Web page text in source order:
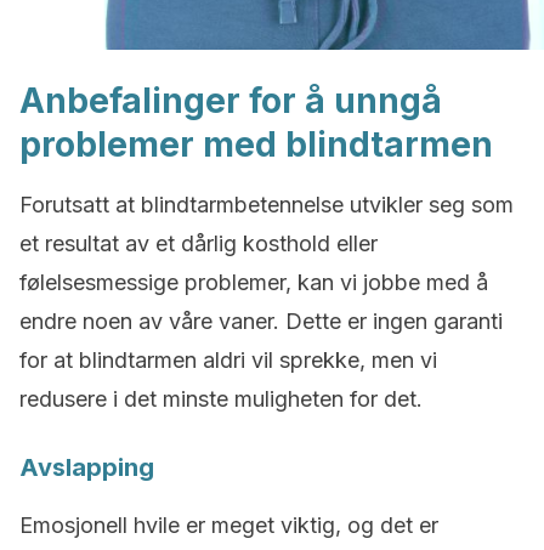
Anbefalinger for å unngå
problemer med blindtarmen
Forutsatt at blindtarmbetennelse utvikler seg som
et resultat av et dårlig kosthold eller
følelsesmessige problemer, kan vi jobbe med å
endre noen av våre vaner. Dette er ingen garanti
for at blindtarmen aldri vil sprekke, men vi
redusere i det minste muligheten for det.
Avslapping
Emosjonell hvile er meget viktig, og det er